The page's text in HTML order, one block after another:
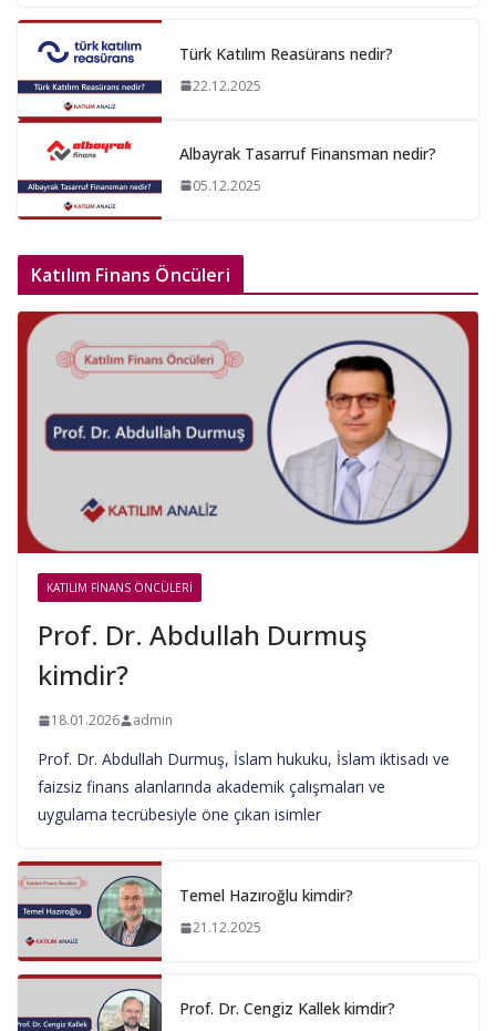
Türk Katılım Reasürans nedir?
22.12.2025
Albayrak Tasarruf Finansman nedir?
05.12.2025
Katılım Finans Öncüleri
KATILIM FINANS ÖNCÜLERI
Prof. Dr. Abdullah Durmuş
kimdir?
18.01.2026 admin
Prof. Dr. Abdullah Durmuş, İslam hukuku, İslam iktisadı ve
faizsiz finans alanlarında akademik çalışmaları ve
uygulama tecrübesiyle öne çıkan isimler
Temel Hazıroğlu kimdir?
21.12.2025
Prof. Dr. Cengiz Kallek kimdir?